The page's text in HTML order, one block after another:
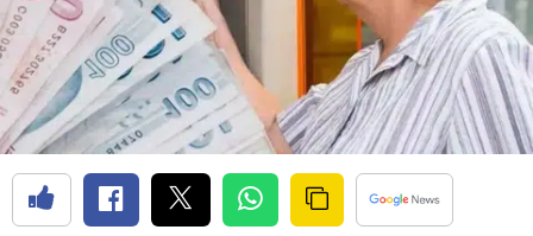
Denizli
Diyarbakır
Edirne
Elazığ
Erzincan